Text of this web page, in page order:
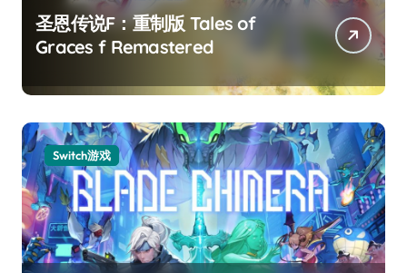
圣恩传说F：重制版 Tales of
Graces f Remastered
Switch游戏